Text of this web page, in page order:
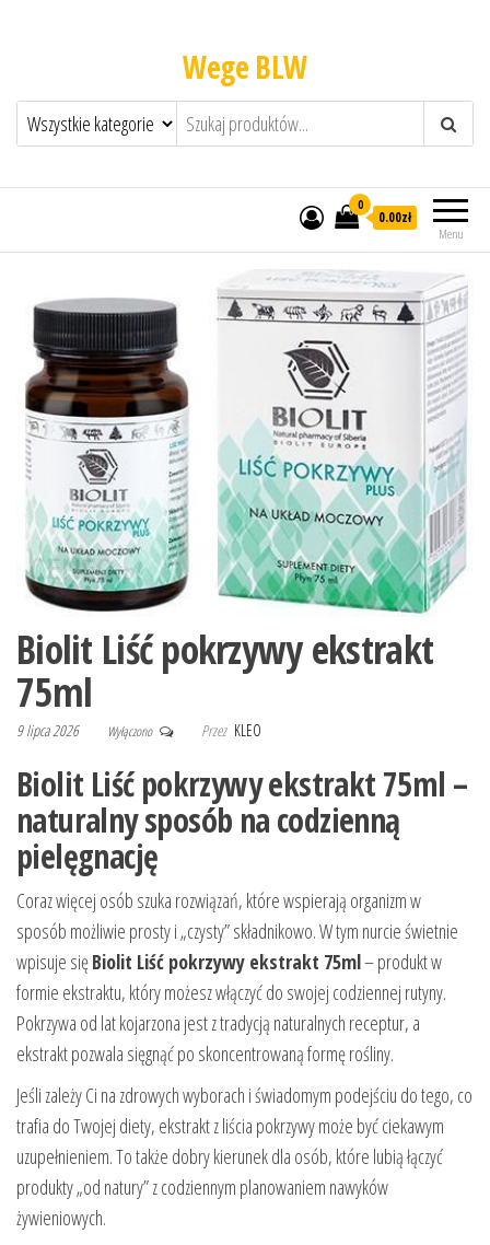
Wege BLW
Menu
0
0.00zł
Biolit Liść pokrzywy ekstrakt
75ml
9 lipca 2026 Wyłączono Przez KLEO
Biolit Liść pokrzywy ekstrakt 75ml –
naturalny sposób na codzienną
pielęgnację
Coraz więcej osób szuka rozwiązań, które wspierają organizm w
sposób możliwie prosty i „czysty” składnikowo. W tym nurcie świetnie
wpisuje sięBiolit Liść pokrzywy ekstrakt 75ml– produkt w
formie ekstraktu, który możesz włączyć do swojej codziennej rutyny.
Pokrzywa od lat kojarzona jest z tradycją naturalnych receptur, a
ekstrakt pozwala sięgnąć po skoncentrowaną formę rośliny.
Jeśli zależy Ci na zdrowych wyborach i świadomym podejściu do tego, co
trafia do Twojej diety, ekstrakt z liścia pokrzywy może być ciekawym
uzupełnieniem. To także dobry kierunek dla osób, które lubią łączyć
produkty „od natury” z codziennym planowaniem nawyków
żywieniowych.